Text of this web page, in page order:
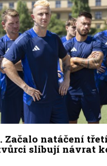
Začalo natáčení
slibují návrat